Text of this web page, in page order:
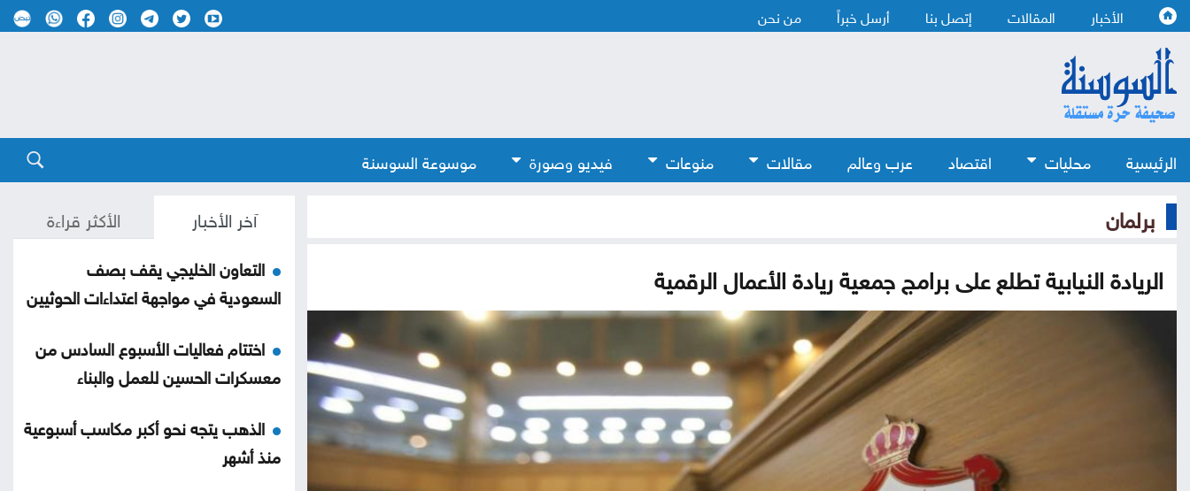
الأخبار المقالات إتصل بنا أرسل خبراً من نحن
الرئيسية محليات اقتصاد عرب وعالم مقالات منوعات فيديو وصورة موسوعة السوسنة
برلمان
الريادة النيابية تطلع على برامج جمعية ريادة الأعمال الرقمية
آخر الأخبار الأكثر قراءة
التعاون الخليجي يقف بصف
السعودية في مواجهة اعتداءات الحوثيين
اختتام فعاليات الأسبوع السادس من
معسكرات الحسين للعمل والبناء
الذهب يتجه نحو أكبر مكاسب أسبوعية
منذ أشهر